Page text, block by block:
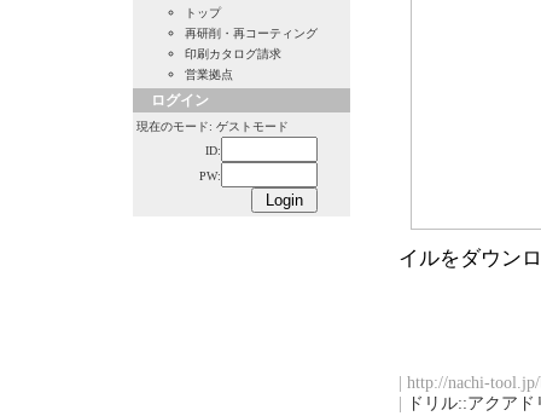
トップ
再研削・再コーティング
印刷カタログ請求
営業拠点
ログイン
現在のモード: ゲストモード
ID:
PW:
イルをダウン
| http://nachi-
ドリル::アクア